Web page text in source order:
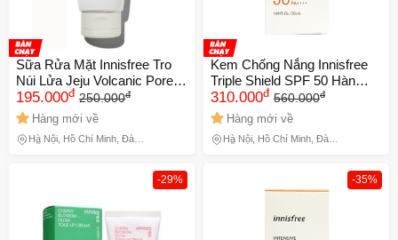
Sữa Rửa Mặt Innisfree Tro
Núi Lửa Jeju Volcanic Pore
Cleansing Foam 150ml
195.000đ 250.000đ
Hàng mới về
Hà Nội, Hồ Chí Minh, Đà
Kem Chống Nắng Innisfree
Triple Shield SPF 50 Hàn
Quốc
310.000đ 560.000đ
Hàng mới về
Hà Nội, Hồ Chí Minh, Đà
-29% -35%